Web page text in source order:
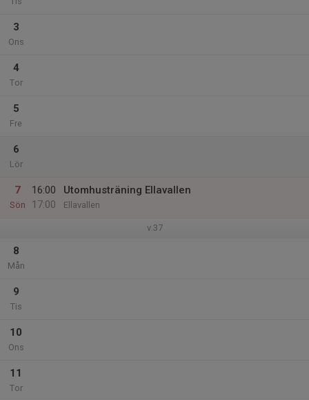
3
Ons
4
Tor
5
Fre
6
Lör
7
Sön
16:00
17:00
Utomhusträning Ellavallen
Ellavallen
v.37
8
Mån
9
Tis
10
Ons
11
Tor